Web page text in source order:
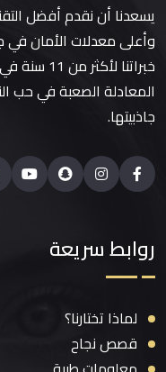
وأعلى معدلات الأمان في
خبراتنا
المعادلة الصعبة في حب
جاذبيتها.
روابط سريعة
لماذا تختارنا؟
قصص نجاح